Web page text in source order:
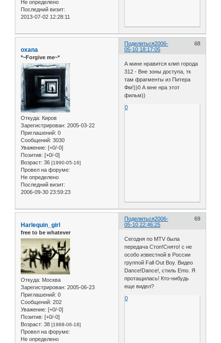
Не определено
Последний визит:
2013-07-02 12:28:11
Поделиться 68
2006-
05-10 18:17:05
oxana
*~Forgive me~*
Откуда: Киров
Зарегистрирован: 2005-03-22
Приглашений: 0
Сообщений: 3030
Уважение: [+0/-0]
Позитив: [+0/-0]
Возраст: 36 [1990-05-16]
Провел на форуме:
Не определено
Последний визит:
2006-09-30 23:59:23
А мине нравится клип города
312 - Вне зоны доступа, тк
там фрагменты из Питера
Фм!))0 А мне нра этот
фильм))
0
Поделиться 69
2006-
05-10 22:46:25
Harlequin_girl
free to be whatever
Откуда: Москва
Зарегистрирован: 2005-06-23
Приглашений: 0
Сообщений: 202
Уважение: [+0/-0]
Позитив: [+0/-0]
Возраст: 38 [1988-06-18]
Провел на форуме:
Не определено
Сегодня по MTV была
передача Стоп!Снято! с не
особо известной в России
группой Fall Out Boy. Видео
Dance!Dance!, стиль Emo. Я
протащилась! Кто-нибудь
еще видел?
0